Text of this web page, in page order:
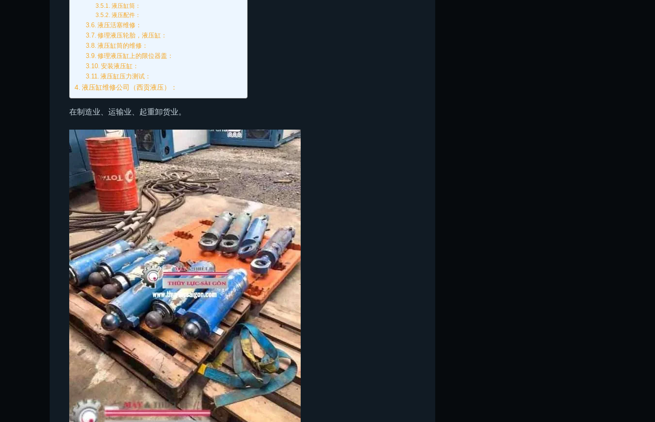
液压缸筒：
液压配件：
液压活塞维修：
修理液压轮胎，液压缸：
液压缸筒的维修：
修理液压缸上的限位器盖：
安装液压缸：
液压缸压力测试：
液压缸维修公司（西贡液压）：
在制造业、运输业、起重卸货业。